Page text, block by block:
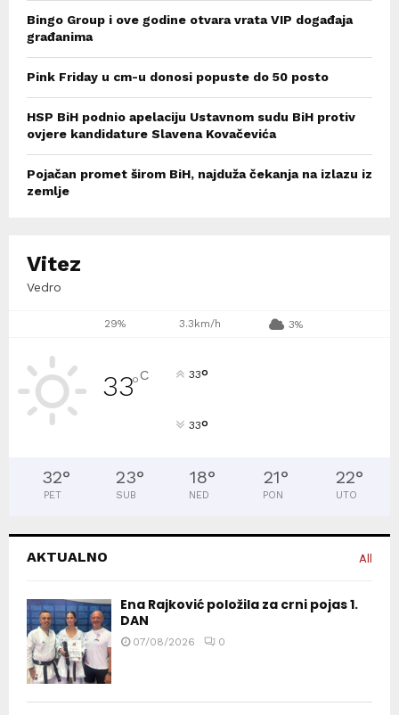
Bingo Group i ove godine otvara vrata VIP događaja
građanima
Pink Friday u cm-u donosi popuste do 50 posto
HSP BiH podnio apelaciju Ustavnom sudu BiH protiv
ovjere kandidature Slavena Kovačevića
Pojačan promet širom BiH, najduža čekanja na izlazu iz
zemlje
Vitez
Vedro
29% 3.3km/h 3%
33°C 33°
33°
32°
PET
23°
SUB
18°
NED
21°
PON
22°
UTO
AKTUALNO All
Ena Rajković položila za crni pojas 1.
DAN
07/08/2026 0